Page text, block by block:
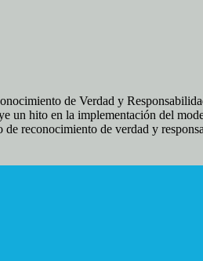
de Verdad y
un hito en la implementación del
reconocimiento de verdad y